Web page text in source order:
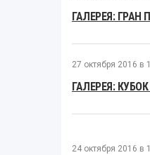
ГАЛЕРЕЯ: ГРАН
27 октября 2016 в
ГАЛЕРЕЯ:
24 октября 2016 в